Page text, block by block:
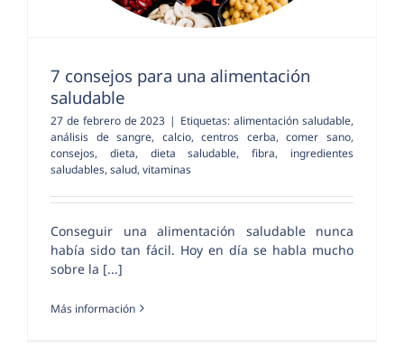
7 consejos para una alimentación
saludable
27 de febrero de 2023 | Etiquetas:alimentación saludable,
análisis de sangre, calcio,centros cerba,comer sano,
consejos, dieta, dieta saludable,fibra, ingredientes
saludables, salud, vitaminas
Conseguir una alimentación saludable nunca
había sido tan fácil. Hoy en día se habla mucho
sobre la [...]
Más información